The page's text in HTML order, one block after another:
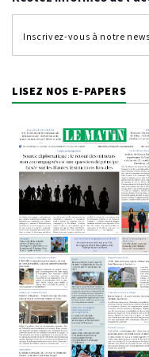
LISEZ NOS E-PAPERS